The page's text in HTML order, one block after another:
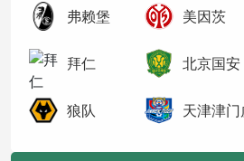
弗赖堡 美因茨
拜仁 北京国安
狼队 天津津门